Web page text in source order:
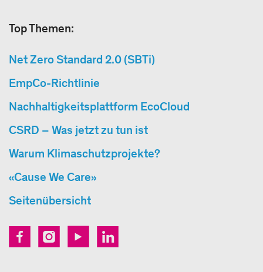
Top Themen:
Net Zero Standard 2.0 (SBTi)
EmpCo-Richtlinie
Nachhaltigkeitsplattform EcoCloud
CSRD – Was jetzt zu tun ist
Warum Klimaschutzprojekte?
«Cause We Care»
Seitenübersicht